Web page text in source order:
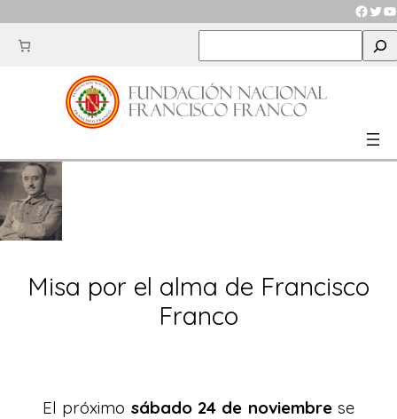
al
contenido
e
r
c
Misa por el alma de Francisco
Franco
El próximo sábado 24 de noviembrese